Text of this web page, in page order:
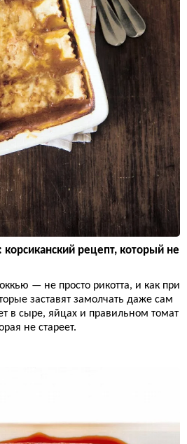
рецепт, который не
— не просто рикотта, и как при
заставят замолчать даже сам
в сыре, яйцах и правильном томат
не стареет.